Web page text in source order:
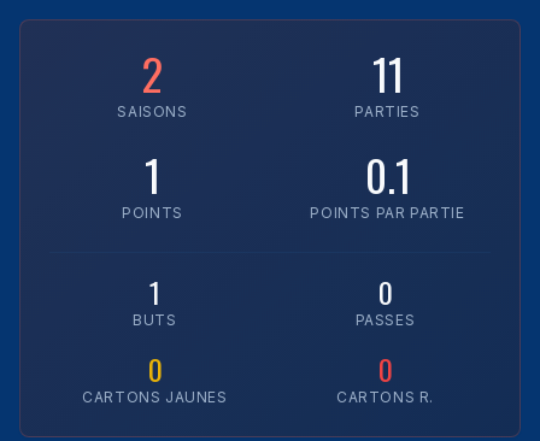
2
SAISONS
11
PARTIES
1
POINTS
0.1
POINTS PAR PARTIE
1
BUTS
0
PASSES
0
CARTONS JAUNES
0
CARTONS R.